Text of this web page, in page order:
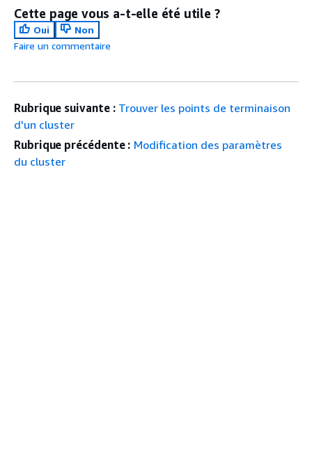
Cette page vous a-t-elle été utile ?
Oui
Non
Faire un commentaire
Rubrique suivante : Trouver les points de terminaison
d'un cluster
Rubrique précédente : Modification des paramètres
du cluster